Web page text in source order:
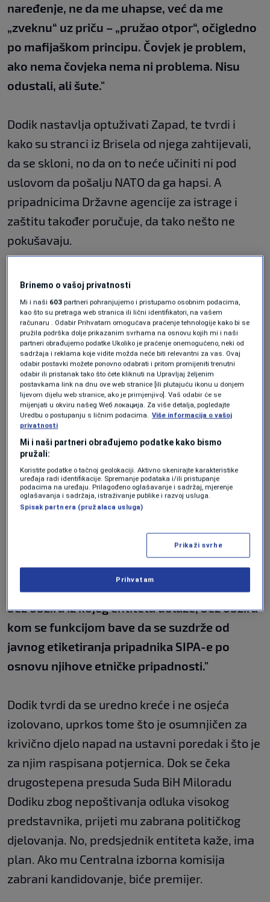
naređenje, ne da me uhapse, već da me
„zveknu“ uz priču – „pružao otpor“, očigledno
po mafijaškom principu. Čovjek je problem,
ako nema čovjeka nema ni problema. Nisu
odustali, ali šute."
Dodik nastavlja optuživati Zapad, te tvrdi i
kako su stranci iz Brisela od njega zahtijevali,
da se skloni, no da on to neće učiniti ni pod
uslovom da pošalju NATO da ga hapsi. A
pripadnicima Državne agencije za istrage i
zaštitu također poručuje, da tako nešto ne
pokušavaju.
Oglasili su se iz Sindikat SIPA-e.
Neprihvatljivim ocjenju prijetnje uposlenicima
ove državne institucije krivičnim progonom ili
oduzimanjem imovine. Uposlenici SIPA-e, tvrdi
Sindikat, rade profesionalno, po Ustavu i
Zakonu i nikako protiv interesa bilo kog naroda
ili entiteta, u ovom slučaju Republike Srpske.
Edin Kahrimanović, predsjednik Sindikata SIPA-
"Radi se o profesionalcima koji rame uz rame
sa svojim kolegama iz druga dva
konstitutivna naroda godinama poduzimaju
aktivnosti na sprječavanju najtežih oblika
kriminala i spremni su da izvrše svaki zadatak.
S tim u vezi, Sindikat apeluje na sve političare,
bez obzira iz kojeg entiteta dolaze, bez obzira
kom se funkcijom bave da se suzdrže od
javnog etiketiranja pripadnika SIPA-e po
osnovu njihove etničke pripadnosti."
Dodik tvrdi da se uredno kreće i ne osjeća
izolovano, uprkos tome što je osumnjičen za
krivično djelo napad na ustavni poredak i što je
za njim raspisana potjernica. Dok se čeka
drugostepena presuda Suda BiH Miloradu
Dodiku zbog nepoštivanja odluka visokog
predstavnika, prijeti mu zabrana političkog
djelovanja. No, predsjednik entiteta kaže, ima
plan. Ako mu Centralna izborna komisija
zabrani kandidovanje, biće premijer.
Brinemo o vašoj privatnosti
Mi i naši 603 partneri pohranjujemo i pristupamo osobnim podacima,
kao što su pretraga web stranica ili lični identifikatori, na vašem
računaru . Odabir Prihvatam omogućava praćenje tehnologije kako bi se
pružila podrška dolje prikazanim svrhama na osnovu kojih mi i naši
partneri obrađujemo podatke Ukoliko je praćenje onemogućeno, neki od
sadržaja i reklama koje vidite možda neće biti relevantni za vas. Ovaj
odabir postavki možete ponovno odabrati i pritom promijeniti trenutni
odabir ili pristanak tako što ćete kliknuti na Upravljaj željenim
postavkama link na dnu ove web stranice [ili plutajuću ikonu u donjem
lijevom dijelu web stranice, ako je primjenjivo]. Vaš odabir će se
mijenjati u okviru našeg Wеб локација. Za više detalja, pogledajte
Uredbu o postupanju s ličnim podacima. Više informacija o vašoj
privatnosti
Mi i naši partneri obrađujemo podatke kako bismo
pružali:
Koristite podatke o tačnoj geolokaciji. Aktivno skenirajte karakteristike
uređaja radi identifikacije. Spremanje podataka i/ili pristupanje
podacima na uređaju. Prilagođeno oglašavanje i sadržaj, mjerenje
oglašavanja i sadržaja, istraživanje publike i razvoj usluga.
Spisak partnera (pružalaca usluga)
Prikaži svrhe
Prihvatam